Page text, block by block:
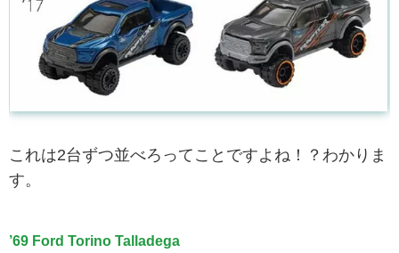
これは2台ずつ並べろってことですよね！？わかりま
す。
’69 Ford Torino Talladega